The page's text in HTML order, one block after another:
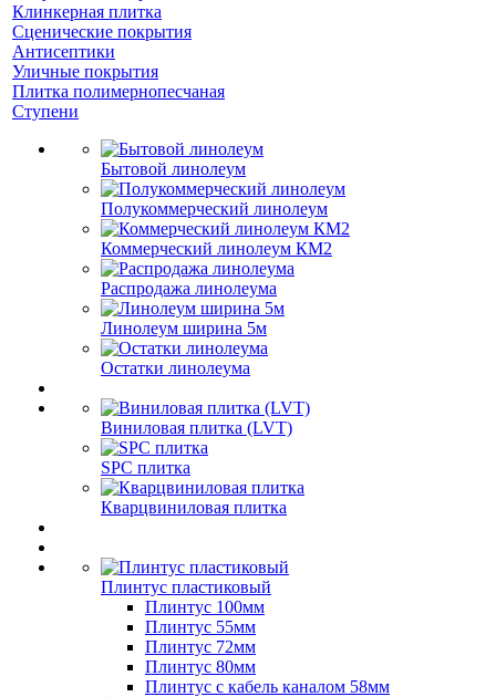
Клинкерная плитка
Сценические покрытия
Антисептики
Уличные покрытия
Плитка полимернопесчаная
Ступени
Бытовой линолеум
Полукоммерческий линолеум
Коммерческий линолеум КМ2
Распродажа линолеума
Линолеум ширина 5м
Остатки линолеума
Виниловая плитка (LVT)
SPC плитка
Кварцвиниловая плитка
Плинтус пластиковый
Плинтус 100мм
Плинтус 55мм
Плинтус 72мм
Плинтус 80мм
Плинтус с кабель каналом 58мм